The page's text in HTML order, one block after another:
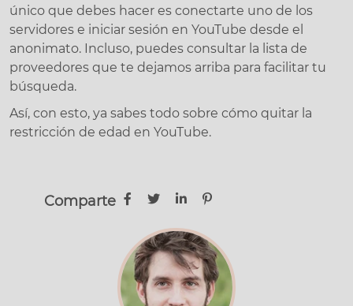
único que debes hacer es conectarte uno de los
servidores e iniciar sesión en YouTube desde el
anonimato. Incluso, puedes consultar la lista de
proveedores que te dejamos arriba para facilitar tu
búsqueda.
Así, con esto, ya sabes todo sobre cómo quitar la
restricción de edad en YouTube.
Comparte